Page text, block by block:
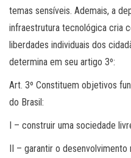
temas sensíveis. Ademais, a
infraestrutura tecnológica cria
liberdades individuais dos
determina em seu artigo 3º:
Art. 3º Constituem objetivos
do Brasil:
I – construir uma sociedade
II – garantir o desenvolvimento